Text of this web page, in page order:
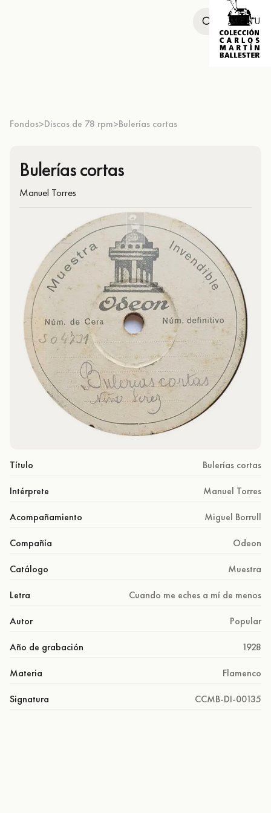
MENU
Fondos>Discos de 78 rpm>Bulerías cortas
Bulerías cortas
Manuel Torres
Título Bulerías cortas
Intérprete Manuel Torres
Acompañamiento Miguel Borrull
Compañía Odeon
Catálogo Muestra
Letra Cuando me eches a mí de menos
Autor Popular
Año de grabación 1928
Materia Flamenco
Signatura CCMB-DI-00135